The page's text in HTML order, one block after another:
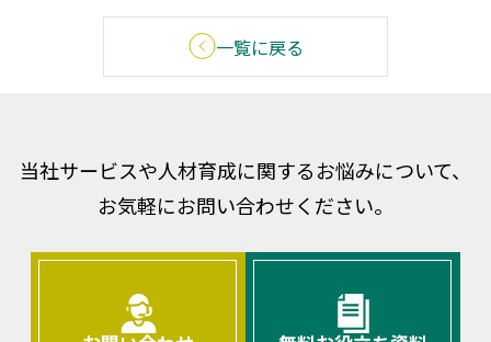
一覧に戻る
当社サービスや人材育成に関するお悩みについて、
お気軽にお問い合わせください。